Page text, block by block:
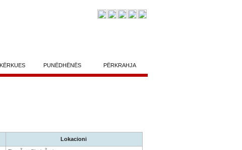
PUNËDHËNËS PËRKRAHJA
Lokacioni